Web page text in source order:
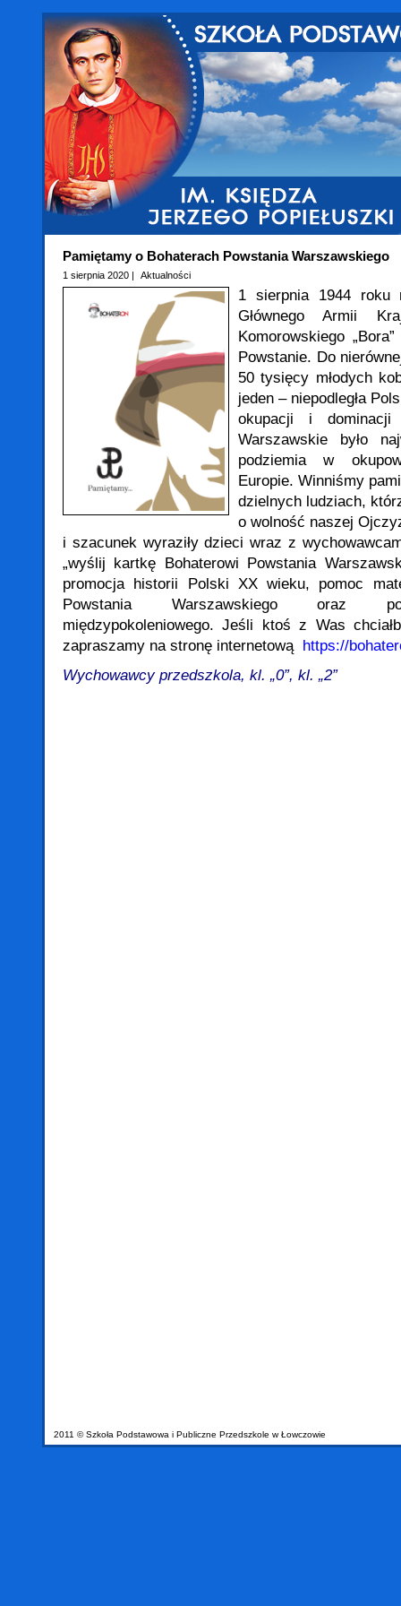
Pamiętamy o Bohaterach Powstania Warszawskiego
1 sierpnia 2020 | Aktualności
1 sierpnia 1944 roku
Głównego Armii
Komorowskiego
Powstanie. Do
50 tysięcy młodych
jeden – niepodległa
okupacji i dominacji
Warszawskie było
podziemia w
Europie. Winniśmy
dzielnych ludziach,
o wolność naszej
i szacunek wyraziły dzieci wraz z
„wyślij kartkę Bohaterowi Powstania
promocja historii Polski XX wieku, pomoc
Powstania Warszawskiego oraz
międzypokoleniowego. Jeśli ktoś z Was
zapraszamy na stronę internetową https://
Wychowawcy przedszkola, kl. „0”, kl. „2”
2011 © Szkoła Podstawowa i Publiczne Przedszkole w Łowczowie